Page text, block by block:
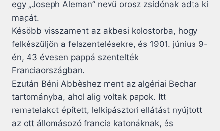
egy „Joseph Aleman” nevű orosz zsidónak adta ki
magát.
Késöbb visszament az akbesi kolostorba, hogy
felkészüljön a felszentelésekre, és 1901. június 9-
én, 43 évesen pappá szentelték
Franciaországban.
Ezután Béni Abbèshez ment az algériai Bechar
tartományba, ahol alig voltak papok. Itt
remetelakot épített, lelkipásztori ellátást nyújtott
az ott állomásozó francia katonáknak, és